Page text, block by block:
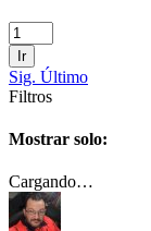
Ir
Sig. Último
Filtros
Mostrar solo:
Cargando…